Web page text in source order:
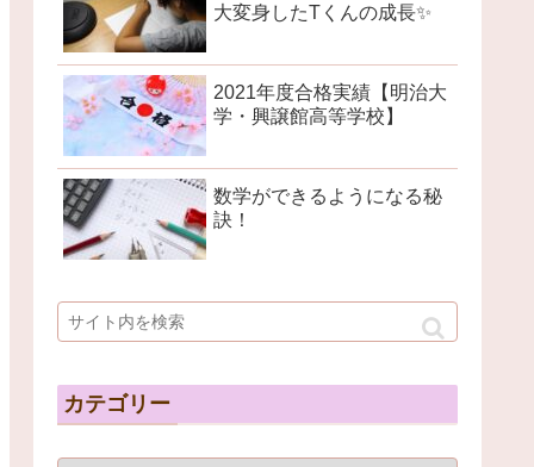
大変身したTくんの成長✨
2021年度合格実績【明治大
学・興譲館高等学校】
数学ができるようになる秘
訣！
カテゴリー